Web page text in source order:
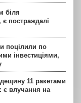
біля
постраждалі
поцілили по
інвестиціями,
11 ракетами
є влучання на